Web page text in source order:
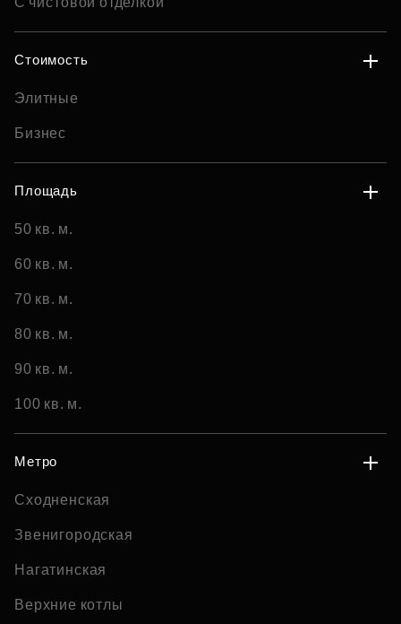
Стоимость
Элитные
Бизнес
Площадь
50 кв. м.
60 кв. м.
70 кв. м.
80 кв. м.
90 кв. м.
100 кв. м.
Метро
Сходненская
Звенигородская
Нагатинская
Верхние котлы